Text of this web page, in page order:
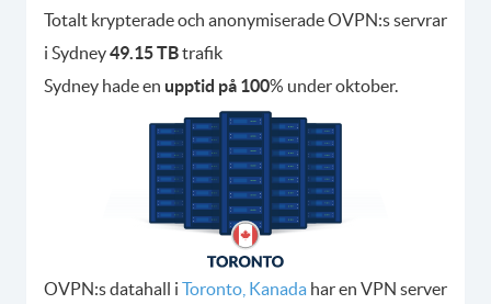
Totalt krypterade och anonymiserade OVPN:s servrar
i Sydney49.15 TBtrafik
Sydney hade en upptid på 100% under oktober.
OVPN:s datahall i Toronto, Kanada har en VPN server